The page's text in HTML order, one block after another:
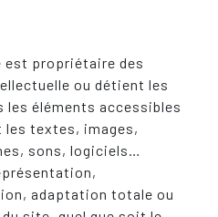
propriétaire des
ou détient les
les éléments accessibles
les textes, images,
sons, logiciels…
adaptation totale ou